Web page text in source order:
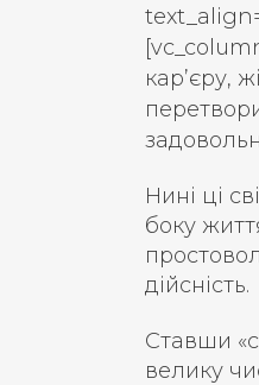
кар’єру,
Нині ці
боку
дійсність.
Ставши
велику